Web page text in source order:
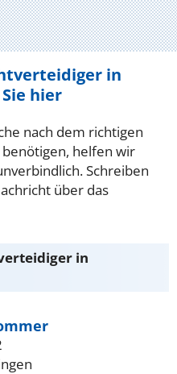
in
hier
nach dem richtigen
helfen wir
Schreiben
über das
in